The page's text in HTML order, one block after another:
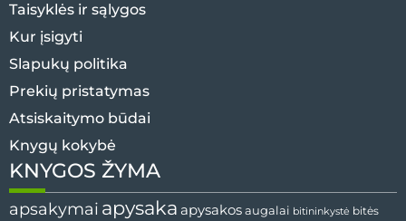
Taisyklės ir sąlygos
Kur įsigyti
Slapukų politika
Prekių pristatymas
Atsiskaitymo būdai
Knygų kokybė
KNYGOS ŽYMA
apsakymai apysaka apysakos augalai bitininkystė bitės